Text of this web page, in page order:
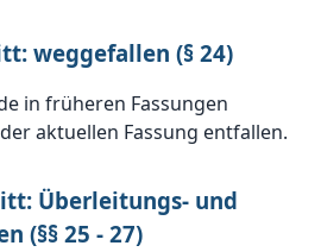
weggefallen (§ 24)
in früheren Fassungen
aktuellen Fassung entfallen.
Überleitungs- und
(§§ 25 - 27)